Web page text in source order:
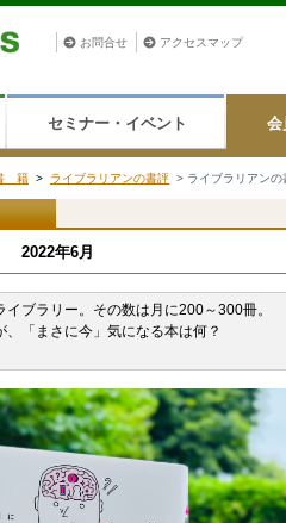
お問合せ アクセスマップ
セミナー・イベント 会
籍 > ライブラリアンの書評 > ライブラリアン
2022年6月
ブラリー。その数は月に200～300冊。
「まさに今」気になる本は何？